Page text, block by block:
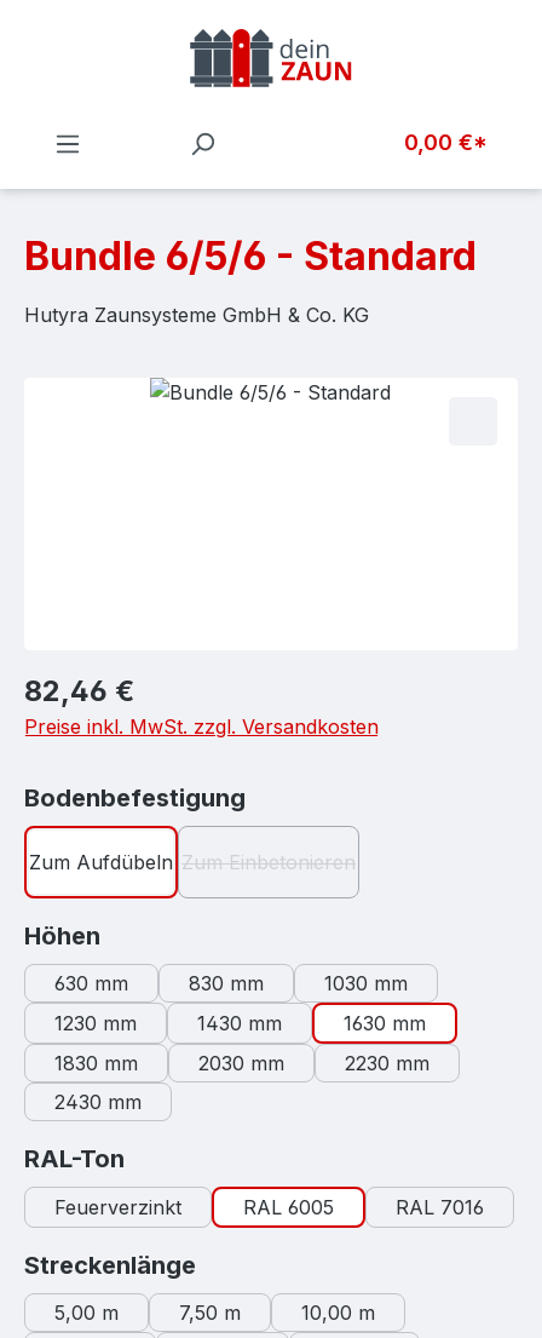
Zum Hauptinhalt springen
0,00 €*
Bundle 6/5/6 - Standard
Hutyra Zaunsysteme GmbH & Co. KG
Bildergalerie überspringen
Regulärer Preis:
82,46 €
Preise inkl. MwSt. zzgl. Versandkosten
Bodenbefestigung
Zum Aufdübeln Zum Einbetonieren
(Diese Option ist zurzeit nicht
Höhen
630 mm 830 mm
1030 mm
1230 mm
1430 mm
1630 mm
1830 mm
2030 mm
2230 mm
2430 mm
RAL-Ton
Feuerverzinkt RAL 6005 RAL 7016
Streckenlänge
5,00 m 7,50 m
10,00 m